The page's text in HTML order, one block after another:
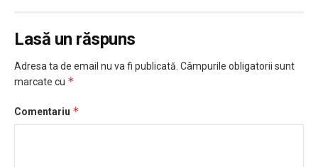
Lasă un răspuns
Adresa ta de email nu va fi publicată. Câmpurile obligatorii sunt
marcate cu *
Comentariu *